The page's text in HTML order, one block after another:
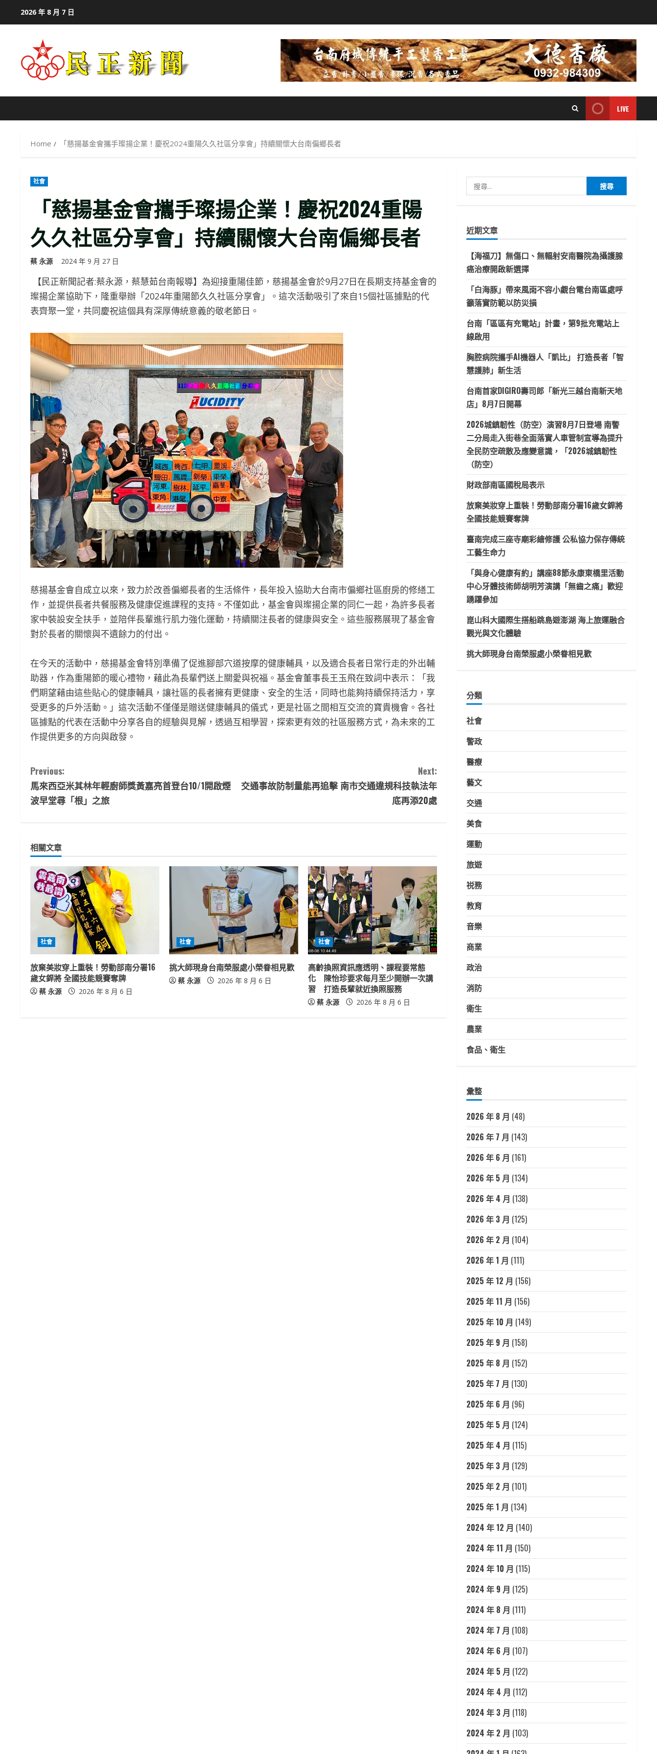
2026 年 8 月 7 日
LIVE
Home 「慈揚基金會攜手璨揚企業！慶祝2024重陽久久社區分享會」持續關懷大台南偏鄉長者
社會
「慈揚基金會攜手璨揚企業！慶祝2024重陽
久久社區分享會」持續關懷大台南偏鄉長者
蔡 永源 2024 年 9 月 27 日
【民正新聞記者:蔡永源，蔡慧茹台南報導】為迎接重陽佳節，慈揚基金會於9月27日在長期支持基金會的
璨揚企業協助下，隆重舉辦「2024年重陽節久久社區分享會」。這次活動吸引了來自15個社區據點的代
表齊聚一堂，共同慶祝這個具有深厚傳統意義的敬老節日。
慈揚基金會自成立以來，致力於改善偏鄉長者的生活條件，長年投入協助大台南市偏鄉社區廚房的修繕工
作，並提供長者共餐服務及健康促進課程的支持。不僅如此，基金會與璨揚企業的同仁一起，為許多長者
家中裝設安全扶手，並陪伴長輩進行肌力強化運動，持續關注長者的健康與安全。這些服務展現了基金會
對於長者的關懷與不遺餘力的付出。
在今天的活動中，慈揚基金會特別準備了促進腳部穴道按摩的健康輔具，以及適合長者日常行走的外出輔
助器，作為重陽節的暖心禮物，藉此為長輩們送上關愛與祝福。基金會董事長王玉飛在致詞中表示：「我
們期望藉由這些貼心的健康輔具，讓社區的長者擁有更健康、安全的生活，同時也能夠持續保持活力，享
受更多的戶外活動。」這次活動不僅僅是贈送健康輔具的儀式，更是社區之間相互交流的寶貴機會。各社
區據點的代表在活動中分享各自的經驗與見解，透過互相學習，探索更有效的社區服務方式，為未來的工
作提供更多的方向與啟發。
C
o
i
n
u
R
e
a
d
Previous:
馬來西亞米其林年輕廚師獎黃嘉亮首登台10/1開啟煙
波早堂尋「根」之旅
Next:
交通事故防制量能再追擊 南市交通違規科技執法年
底再添20處
相關文章
社會
放棄美妝穿上重裝！勞動部南分署16
歲女銲將 全國技能競賽奪牌
蔡 永源 2026 年 8 月 6 日
社會
挑大師現身台南榮服處小榮眷相見歡
蔡 永源 2026 年 8 月 6 日
社會
高齡換照資訊應透明、課程要常態
化 陳怡珍要求每月至少開辦一次講
習 打造長輩就近換照服務
蔡 永源 2026 年 8 月 6 日
尋
字:
近期文章
【海福刀】無傷口、無輻射安南醫院為攝護腺
癌治療開啟新選擇
「白海豚」帶來風雨不容小覷台電台南區處呼
籲落實防範以防災損
台南「區區有充電站」計畫，第9批充電站上
線啟用
胸腔病院攜手AI機器人「凱比」 打造長者「智
慧護肺」新生活
台南首家DIGIRO壽司郎「新光三越台南新天地
店」8月7日開幕
2026城鎮韌性（防空）演習8月7日登場 南警
二分局走入街巷全面落實人車管制宣導為提升
全民防空疏散及應變意識，「2026城鎮韌性
（防空）
財政部南區國稅局表示
放棄美妝穿上重裝！勞動部南分署16歲女銲將
全國技能競賽奪牌
臺南完成三座寺廟彩繪修護 公私協力保存傳統
工藝生命力
「與身心健康有約」講座88節永康東橋里活動
中心牙體技術師胡明芳演講「無齒之痛」歡迎
踴躍參加
崑山科大國際生搭船跳島遊澎湖 海上旅運融合
觀光與文化體驗
挑大師現身台南榮服處小榮眷相見歡
分類
社會
警政
醫療
藝文
交通
美食
運動
旅遊
祱務
教育
音樂
商業
政治
消防
衛生
農業
食品、衛生
彙整
2026 年 8 月 (48)
2026 年 7 月 (143)
2026 年 6 月 (161)
2026 年 5 月 (134)
2026 年 4 月 (138)
2026 年 3 月 (125)
2026 年 2 月 (104)
2026 年 1 月 (111)
2025 年 12 月 (156)
2025 年 11 月 (156)
2025 年 10 月 (149)
2025 年 9 月 (158)
2025 年 8 月 (152)
2025 年 7 月 (130)
2025 年 6 月 (96)
2025 年 5 月 (124)
2025 年 4 月 (115)
2025 年 3 月 (129)
2025 年 2 月 (101)
2025 年 1 月 (134)
2024 年 12 月 (140)
2024 年 11 月 (150)
2024 年 10 月 (115)
2024 年 9 月 (125)
2024 年 8 月 (111)
2024 年 7 月 (108)
2024 年 6 月 (107)
2024 年 5 月 (122)
2024 年 4 月 (112)
2024 年 3 月 (118)
2024 年 2 月 (103)